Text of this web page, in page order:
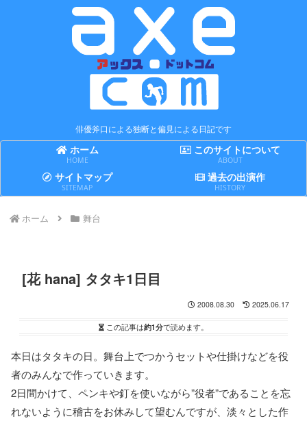
俳優斧口による独断と偏見による日記です
ホーム
HOME
このサイトについて
ABOUT
サイトマップ
SITEMAP
過去の出演作
HISTORY
ホーム 舞台
[花 hana] タタキ1日目
2008.08.30 2025.06.17
この記事は約1分で読めます。
本日はタタキの日。舞台上でつかうセットや仕掛けなどを役
者のみんなで作っていきます。
2日間かけて、ペンキや釘を使いながら”役者”であることを忘
れないように稽古をお休みして望むんですが、淡々とした作